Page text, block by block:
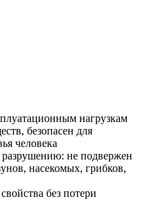
нагрузкам
безопасен для
человека
не подвержен
насекомых, грибков,
без потери